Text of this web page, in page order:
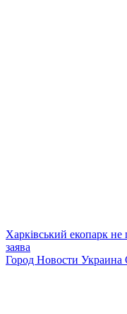
Харківський екопарк не
заява
Город Новости Украина